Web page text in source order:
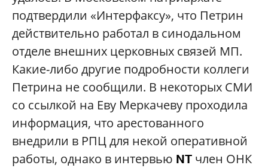
подтвердили «Интерфаксу», что Петрин
действительно работал в синодальном
отделе внешних церковных связей МП.
Какие-либо другие подробности коллеги
Петрина не сообщили. В некоторых СМИ
со ссылкой на Еву Меркачеву проходила
информация, что арестованного
внедрили в РПЦ для некой оперативной
работы, однако в интервью NT член ОНК